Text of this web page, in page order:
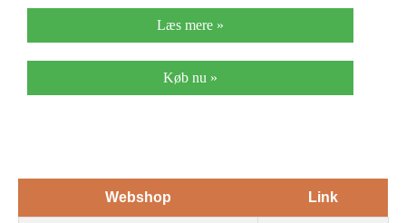
Læs mere »
Køb nu »
Webshop Link